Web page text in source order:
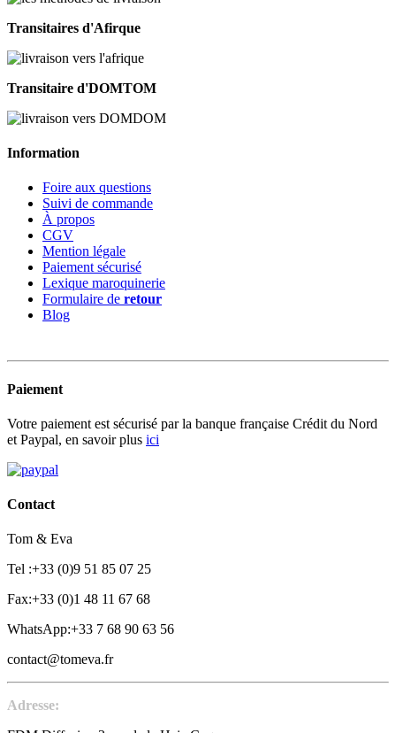
Transitaires d'Afirque
Transitaire d'DOMTOM
Information
Foire aux questions
Suivi de commande
À propos
CGV
Mention légale
Paiement sécurisé
Lexique maroquinerie
Formulaire de retour
Blog
Paiement
Votre paiement est sécurisé par la banque française Crédit du Nord
et Paypal, en savoir plus ici
Contact
Tom & Eva
Tel :+33 (0)9 51 85 07 25
Fax:+33 (0)1 48 11 67 68
WhatsApp:+33 7 68 90 63 56
contact@tomeva.fr
Adresse: